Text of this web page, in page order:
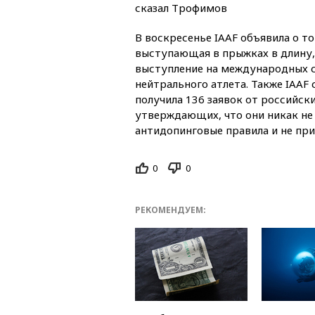
сказал Трофимов
В воскресенье IAAF объявила о
выступающая в прыжках в
выступление на международных
нейтрального атлета. Также
получила 136 заявок от
утверждающих, что они никак
антидопинговые правила и не
0 0
РЕКОМЕНДУЕМ: